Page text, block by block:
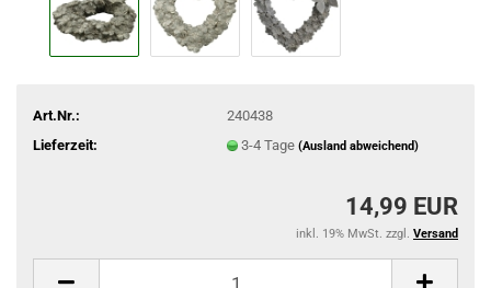
Art.Nr.:
240438
Lieferzeit:
3-4 Tage (Ausland abweichend)
14,99 EUR
inkl. 19% MwSt. zzgl. Versand